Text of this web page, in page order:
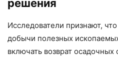
решения
Исследователи признают,
добычи полезных
включать возврат осадочных